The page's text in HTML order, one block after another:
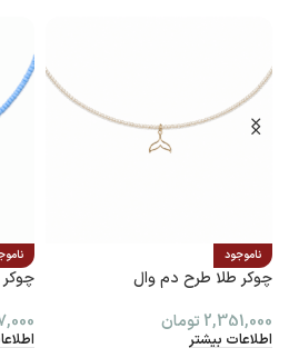
ناموجود
چوکر طلا طرح دم وال
2,351,000 تومان
اطلاعات بیشتر
چوکر